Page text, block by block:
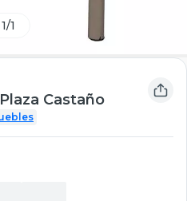
1/1
Castaño